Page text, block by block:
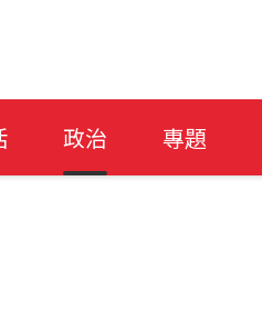
政治 專題